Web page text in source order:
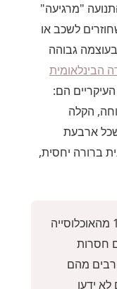
"מרגיעה"
לשכב או
גבוהה
הבינלאומית
הם:
הקלה
ארבעת
ברורה יחסית,
לפי הערכות, כ-5%–10% מהאוכלוסייה
חסרות
רבים מהם
ידעו